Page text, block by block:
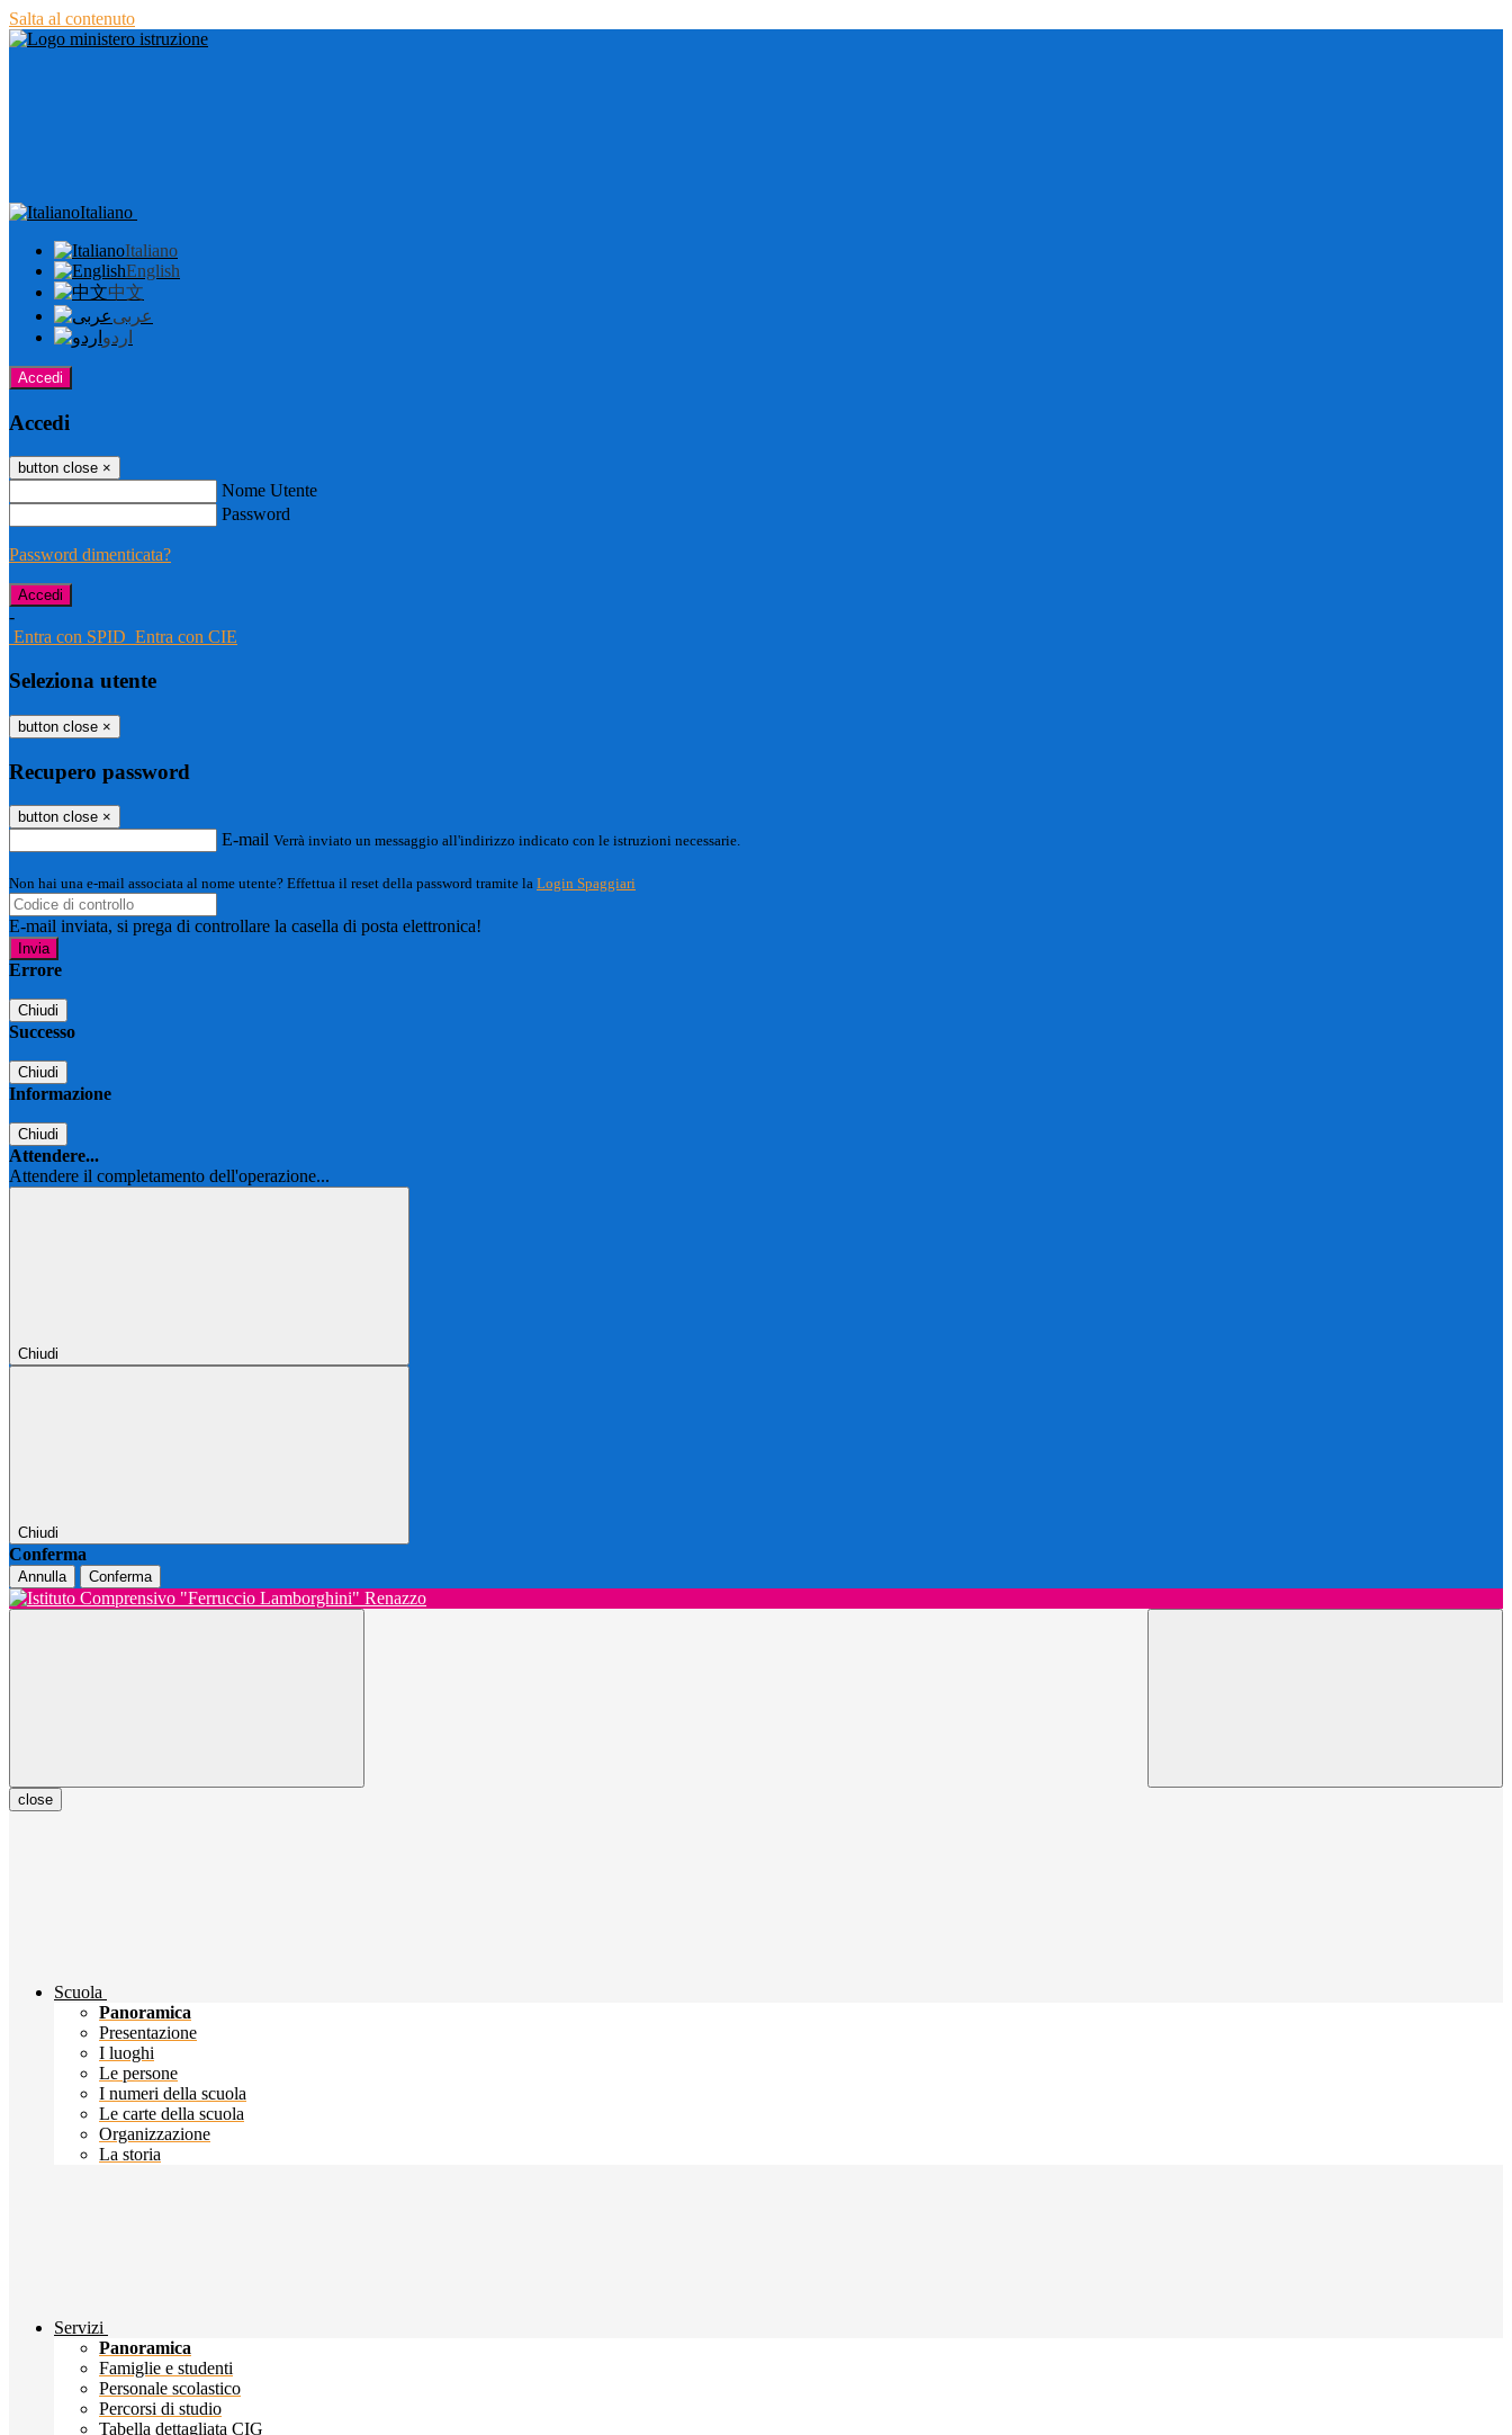
Salta al contenuto
Italiano
Italiano
English
中文
عربى
اردو
Accedi
Accedi
button close ×
Nome Utente
Password
Password dimenticata?
-
Entra con SPID Entra con CIE
Seleziona utente
button close ×
Recupero password
button close ×
E-mail Verrà inviato un messaggio all'indirizzo indicato con le istruzioni necessarie.
Non hai una e-mail associata al nome utente? Effettua il reset della password tramite la Login Spaggiari
E-mail inviata, si prega di controllare la casella di posta elettronica!
Errore
Chiudi
Successo
Chiudi
Informazione
Chiudi
Attendere...
Attendere il completamento dell'operazione...
Chiudi
Chiudi
Conferma
Annulla Conferma
close
Scuola
Panoramica
Presentazione
I luoghi
Le persone
I numeri della scuola
Le carte della scuola
Organizzazione
La storia
Servizi
Panoramica
Famiglie e studenti
Personale scolastico
Percorsi di studio
Tabella dettagliata CIG